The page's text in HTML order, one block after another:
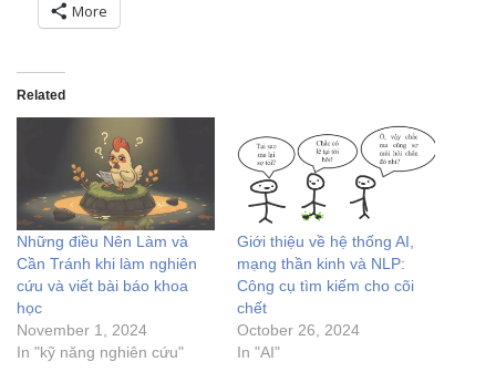
More
Related
Những điều Nên Làm và
Cần Tránh khi làm nghiên
cứu và viết bài báo khoa
học
November 1, 2024
In "kỹ năng nghiên cứu"
Giới thiệu về hệ thống AI,
mạng thần kinh và NLP:
Công cụ tìm kiếm cho cõi
chết
October 26, 2024
In "AI"